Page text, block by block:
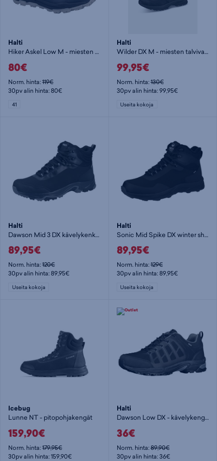
Halti
Hiker Askel Low M - miesten matalavartinen vaelluskenkä
80€
Norm. hinta:119€
30pv alin hinta: 80€
41
Halti
Wilder DX M - miesten talvivarsikengät
99,95€
Norm. hinta:130€
30pv alin hinta: 99,95€
Useita kokoja
Halti
Dawson Mid 3 DX kävelykenkä - kävelykengät
89,95€
Norm. hinta:120€
30pv alin hinta: 89,95€
Useita kokoja
Halti
Sonic Mid Spike DX winter shoe - nastakengät
89,95€
Norm. hinta:129€
30pv alin hinta: 89,95€
Useita kokoja
Icebug
Lunne NT - pitopohjakengät
159,90€
Norm. hinta:179,95€
30pv alin hinta: 159,90€
Halti
Dawson Low DX - kävelykengät
36€
Norm. hinta:89,90€
30pv alin hinta: 36€